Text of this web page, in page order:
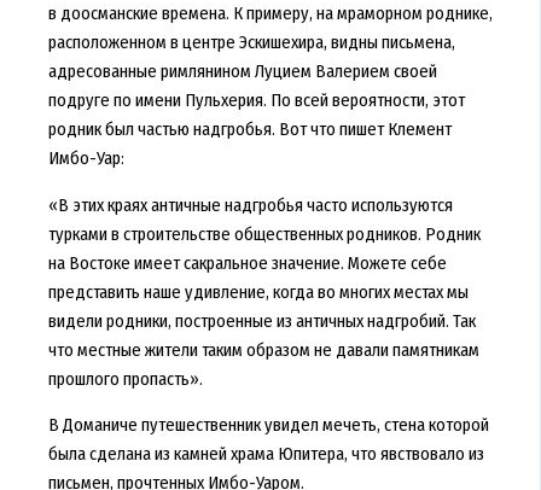
в доосманские времена. К примеру, на мраморном роднике,
расположенном в центре Эскишехира, видны письмена,
адресованные римлянином Луцием Валерием своей
подруге по имени Пульхерия. По всей вероятности, этот
родник был частью надгробья. Вот что пишет Клемент
Имбо-Уар:
«В этих краях античные надгробья часто используются
турками в строительстве общественных родников. Родник
на Востоке имеет сакральное значение. Можете себе
представить наше удивление, когда во многих местах мы
видели родники, построенные из античных надгробий. Так
что местные жители таким образом не давали памятникам
прошлого пропасть».
В Доманиче путешественник увидел мечеть, стена которой
была сделана из камней храма Юпитера, что явствовало из
письмен, прочтенных Имбо-Уаром.